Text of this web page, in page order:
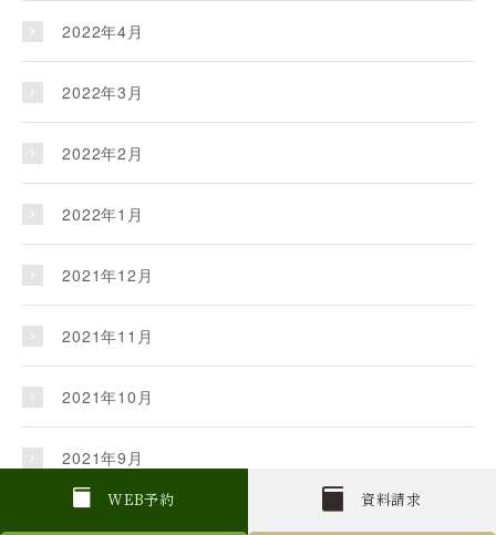
W EB予約 資料請求
2022年4月
2022年3月
2022年2月
2022年1月
2021年12月
2021年11月
2021年10月
2021年9月